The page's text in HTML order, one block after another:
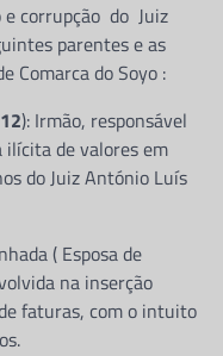
corrupção do Juiz
parentes e as
Comarca do Soyo :
): Irmão, responsável
ilícita de valores em
do Juiz António Luís
( Esposa de
na inserção
faturas, com o intuito